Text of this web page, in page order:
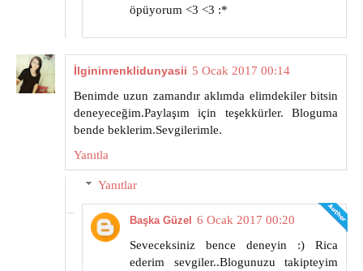
öpüyorum <3 <3 :*
İlgininrenklidunyasii 5 Ocak 2017 00:14
Benimde uzun zamandır aklımda elimdekiler bitsin
deneyeceğim.Paylaşım için teşekkürler. Bloguma
bende beklerim.Sevgilerimle.
Yanıtla
Yanıtlar
Başka Güzel
6 Ocak 2017 00:20
Seveceksiniz bence deneyin :) Rica
ederim sevgiler..Blogunuzu takipteyim